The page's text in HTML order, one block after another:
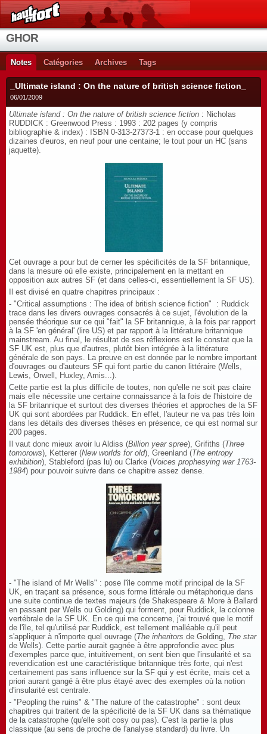
GHOR
Notes Catégories Archives Tags
_Ultimate island : On the nature of british science fiction_
06/01/2009
Ultimate island : On the nature of british science fiction : Nicholas
RUDDICK : Greenwood Press : 1993 : 202 pages (y compris
bibliographie & index) : ISBN 0-313-27373-1 : en occase pour quelques
dizaines d'euros, en neuf pour une centaine; le tout pour un HC (sans
jaquette).
Cet ouvrage a pour but de cerner les spécificités de la SF britannique,
dans la mesure où elle existe, principalement en la mettant en
opposition aux autres SF (et dans celles-ci, essentiellement la SF US).
Il est divisé en quatre chapitres principaux :
- "Critical assumptions : The idea of british science fiction" : Ruddick
trace dans les divers ouvrages consacrés à ce sujet, l'évolution de la
pensée théorique sur ce qui "fait" la SF britannique, à la fois par rapport
à la SF 'en général' (lire US) et par rapport à la littérature britannique
mainstream. Au final, le résultat de ses réflexions est le constat que la
SF UK est, plus que d'autres, plutôt bien intégrée à la littérature
générale de son pays. La preuve en est donnée par le nombre important
d'ouvrages ou d'auteurs SF qui font partie du canon littéraire (Wells,
Lewis, Orwell, Huxley, Amis...).
Cette partie est la plus difficile de toutes, non qu'elle ne soit pas claire
mais elle nécessite une certaine connaissance à la fois de l'histoire de
la SF britannique et surtout des diverses théories et approches de la SF
UK qui sont abordées par Ruddick. En effet, l'auteur ne va pas très loin
dans les détails des diverses thèses en présence, ce qui est normal sur
200 pages.
Il vaut donc mieux avoir lu Aldiss (Billion year spree), Grifiths (Three
tomorows), Ketterer (New worlds for old), Greenland (The entropy
exhibition), Stableford (pas lu) ou Clarke (Voices prophesying war 1763-
1984) pour pouvoir suivre dans ce chapitre assez dense.
- "The island of Mr Wells" : pose l'île comme motif principal de la SF
UK, en traçant sa présence, sous forme littérale ou métaphorique dans
une suite continue de textes majeurs (de Shakespeare & More à Ballard
en passant par Wells ou Golding) qui forment, pour Ruddick, la colonne
vertébrale de la SF UK. En ce qui me concerne, j'ai trouvé que le motif
de l'île, tel qu'utilisé par Ruddick, est tellement malléable qu'il peut
s'appliquer à n'importe quel ouvrage (The inheritors de Golding, The star
de Wells). Cette partie aurait gagnée à être approfondie avec plus
d'exemples parce que, intuitivement, on sent bien que l'insularité et sa
revendication est une caractéristique britannique très forte, qui n'est
certainement pas sans influence sur la SF qui y est écrite, mais cet a
priori aurant gangé à être plus étayé avec des exemples où la notion
d'insularité est centrale.
- "Peopling the ruins" & "The nature of the catastrophe" : sont deux
chapitres qui traitent de la spécificité de la SF UK dans sa thématique
de la catastrophe (qu'elle soit cosy ou pas). C'est la partie la plus
classique (au sens de proche de l'analyse standard) du livre. Un